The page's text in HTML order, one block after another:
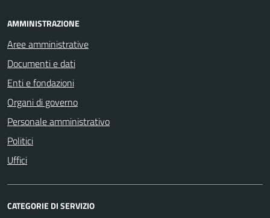
AMMINISTRAZIONE
Aree amministrative
Documenti e dati
Enti e fondazioni
Organi di governo
Personale amministrativo
Politici
Uffici
CATEGORIE DI SERVIZIO